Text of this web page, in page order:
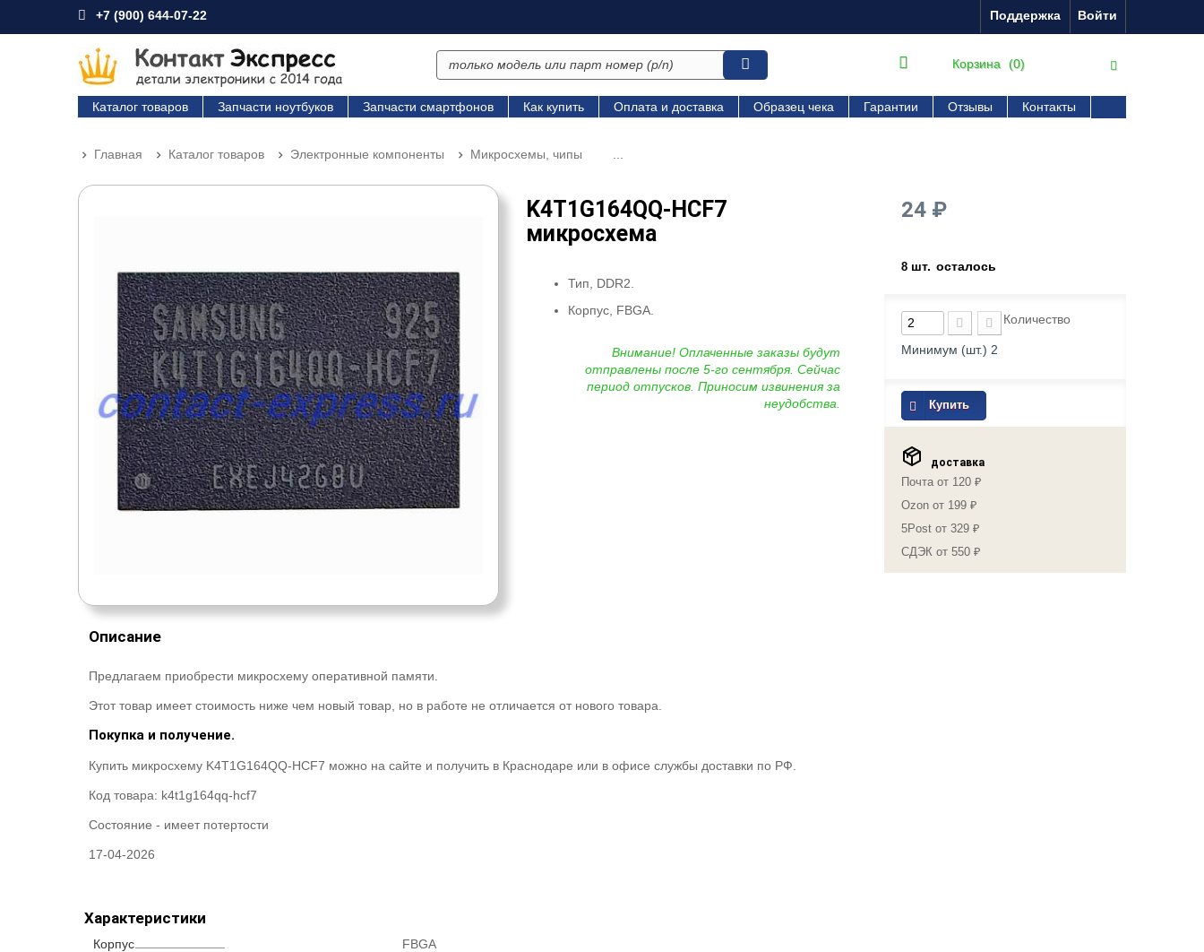
Войти
Поддержка
+7 (900) 644-07-22
Корзина (0)
Каталог товаров Запчасти ноутбуков Запчасти смартфонов Как купить Оплата и доставка Образец чека Гарантии Отзывы Контакты
Главная Каталог товаров Электронные компоненты Микросхемы, чипы
K4T1G164QQ-HCF7
микросхема
Тип, DDR2.
Корпус, FBGA.
Внимание! Оплаченные заказы будут
отправлены после 5-го сентября. Сейчас
период отпусков. Приносим извинения за
неудобства.
24 ₽
8 шт. осталось
Количество
Минимум (шт.) 2
Купить
доставка
Почта от 120 ₽
Ozon от 199 ₽
5Post от 329 ₽
СДЭК от 550 ₽
Описание
Предлагаем приобрести микросхему оперативной памяти.
Этот товар имеет стоимость ниже чем новый товар, но в работе не отличается от нового товара.
Покупка и получение.
Купить микросхему K4T1G164QQ-HCF7 можно на сайте и получить в Краснодаре или в офисе службы доставки по РФ.
Код товара: k4t1g164qq-hcf7
Состояние - имеет потертости
17-04-2026
Характеристики
Корпус
FBGA